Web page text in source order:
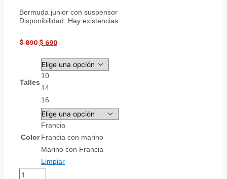
Bermuda junior con suspensor
Disponibilidad: Hay existencias
$890 $ 690
Talles
10
14
16
Color
Francia
Francia con marino
Marino con Francia
Limpiar